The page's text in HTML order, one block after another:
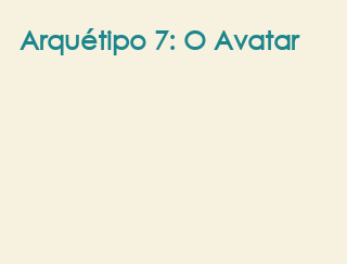
Arquétipo 7: O Avatar